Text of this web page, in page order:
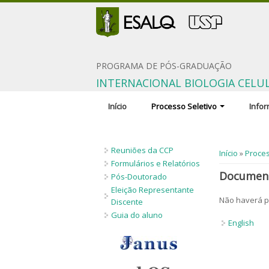
PROGRAMA DE PÓS-GRADUAÇÃO
INTERNACIONAL BIOLOGIA
Início Processo Seletivo
Documentação solicitada
Condições
Critérios de seleção
Candidatos estrangeiros
Bolsas
Você está
Início »
Não haverá
English
Reuniões da CCP
Formulários e Relatórios
Pós-Doutorado
Eleição Representante
Discente
Guia do aluno